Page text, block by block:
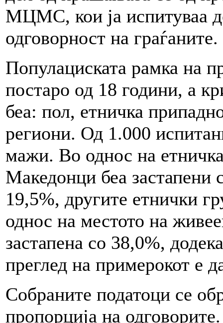
МЦМС, кои ја испитуваа
одговорност на граѓаните.
Популациската рамка на
постаро од 18 години, а
беа: пол, етничка
региони. Од 1.000
мажи. Во однос на
Македонци беа застапени
19,5%, другите етнички
однос на местото на
застапена со 38,0%,
преглед на примерокот е
Собраните податоци се
пропорција на